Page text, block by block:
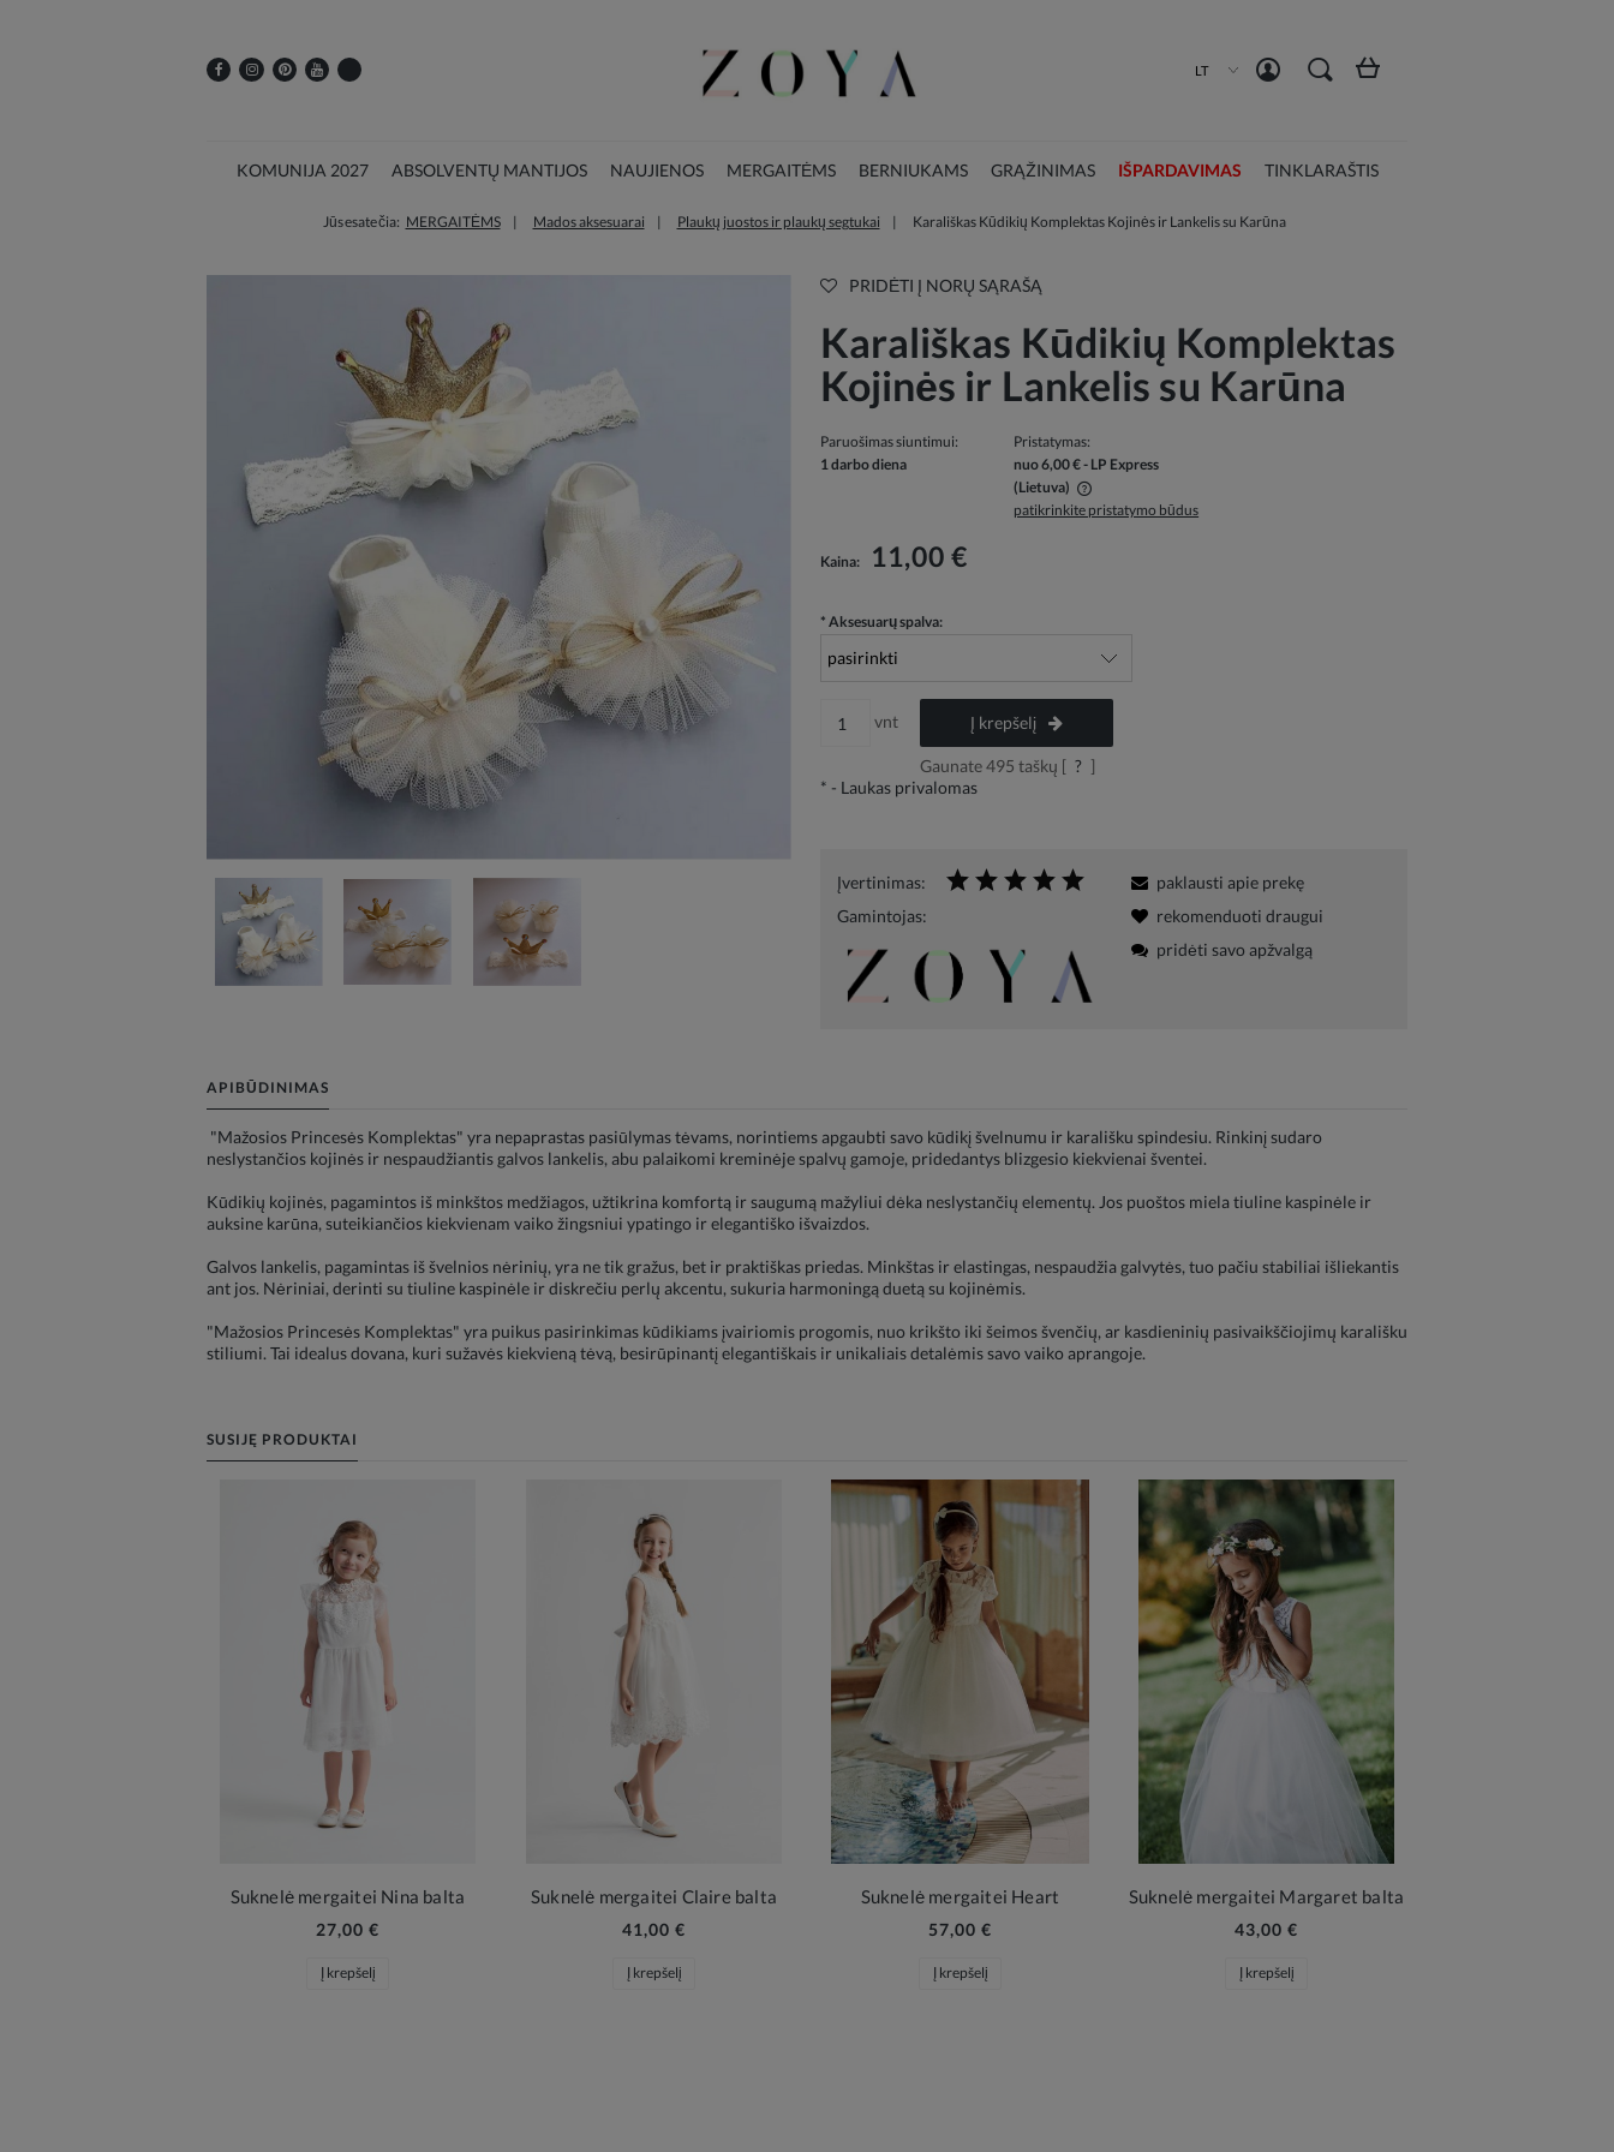
LT
KOMUNIJA 2027 ABSOLVENTŲ MANTIJOS NAUJIENOS MERGAITĖMS BERNIUKAMS GRĄŽINIMAS IŠPARDAVIMAS TINKLARAŠTIS
Jūs esate čia: MERGAITĖMS Mados aksesuarai Plaukų juostos ir plaukų segtukai Karališkas Kūdikių Komplektas Kojinės ir Lankelis su Karūna
PRIDĖTI Į NORŲ SĄRAŠĄ
Karališkas Kūdikių Komplektas
Kojinės ir Lankelis su Karūna
Paruošimas siuntimui:
1 darbo diena
Pristatymas:
nuo 6,00 €- LP Express
(Lietuva)
išlaidos
patikrinkite pristatymo būdus
Kaina: 11,00 €
* Aksesuarų spalva:
vnt Į krepšelį
Gaunate495 taškų [ ? ]
* - Laukas privalomas
Įvertinimas:
Gamintojas:
paklausti apie prekę
rekomenduoti draugui
pridėti savo apžvalgą
APIBŪDINIMAS
"Mažosios Princesės Komplektas" yra nepaprastas pasiūlymas tėvams, norintiems apgaubti savo kūdikį švelnumu ir karališku spindesiu. Rinkinį sudaro
neslystančios kojinės ir nespaudžiantis galvos lankelis, abu palaikomi kreminėje spalvų gamoje, pridedantys blizgesio kiekvienai šventei.
Kūdikių kojinės, pagamintos iš minkštos medžiagos, užtikrina komfortą ir saugumą mažyliui dėka neslystančių elementų. Jos puoštos miela tiuline kaspinėle ir
auksine karūna, suteikiančios kiekvienam vaiko žingsniui ypatingo ir elegantiško išvaizdos.
Galvos lankelis, pagamintas iš švelnios nėrinių, yra ne tik gražus, bet ir praktiškas priedas. Minkštas ir elastingas, nespaudžia galvytės, tuo pačiu stabiliai išliekantis
ant jos. Nėriniai, derinti su tiuline kaspinėle ir diskrečiu perlų akcentu, sukuria harmoningą duetą su kojinėmis.
"Mažosios Princesės Komplektas" yra puikus pasirinkimas kūdikiams įvairiomis progomis, nuo krikšto iki šeimos švenčių, ar kasdieninių pasivaikščiojimų karališku
stiliumi. Tai idealus dovana, kuri sužavės kiekvieną tėvą, besirūpinantį elegantiškais ir unikaliais detalėmis savo vaiko aprangoje.
SUSIJĘ PRODUKTAI
Suknelė mergaitei Nina balta
27,00 €
Į krepšelį
Suknelė mergaitei Claire balta
41,00 €
Į krepšelį
Suknelė mergaitei Heart
57,00 €
Į krepšelį
Suknelė mergaitei Margaret balta
43,00 €
Į krepšelį